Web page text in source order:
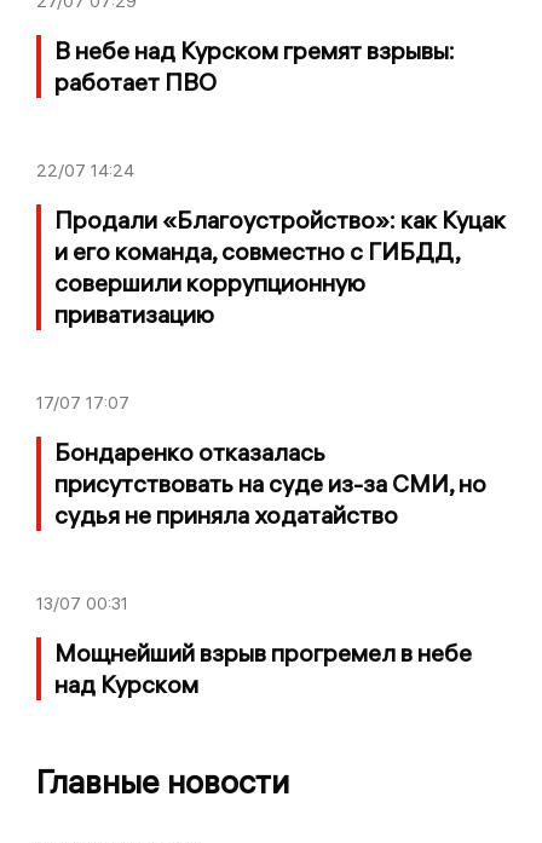
В небе над Курском гремят взрывы:
работает ПВО
22/07 14:24
Продали «Благоустройство»: как Куцак
и его команда, совместно с ГИБДД,
совершили коррупционную
приватизацию
17/07 17:07
Бондаренко отказалась
присутствовать на суде из-за СМИ, но
судья не приняла ходатайство
13/07 00:31
Мощнейший взрыв прогремел в небе
над Курском
Главные новости